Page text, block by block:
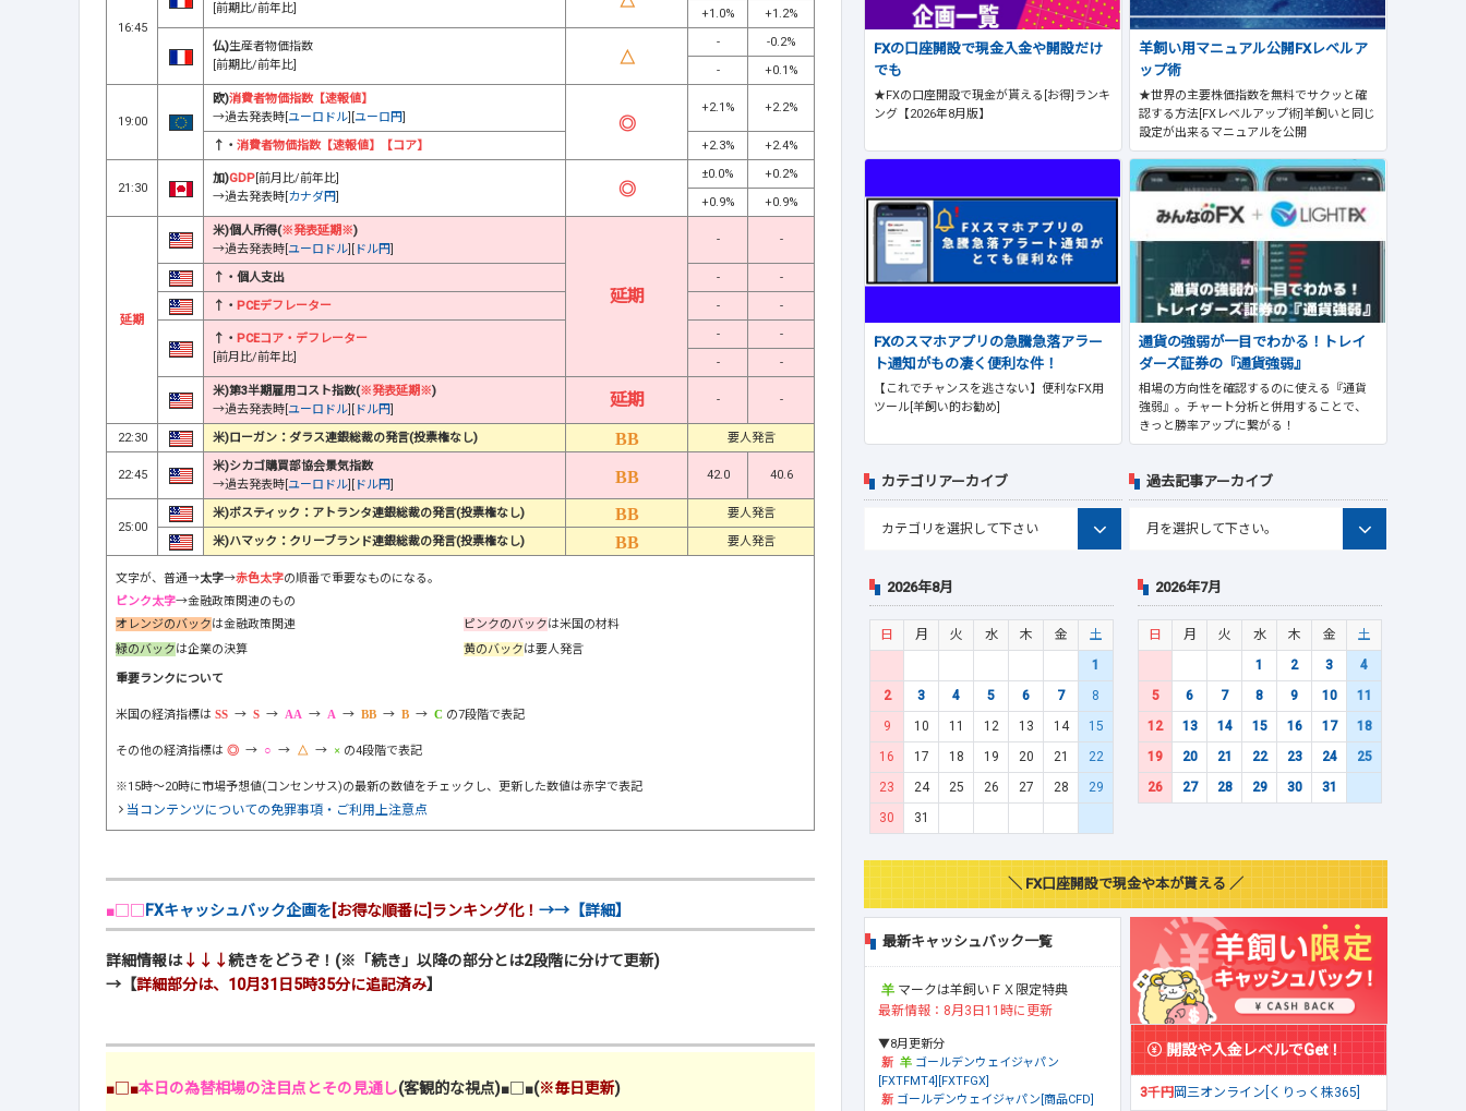
16:45
[前期比/前年比]
+1.0%
+1.2%
仏)生産者物価指数
[前期比/前年比]
-
-0.2%
-
+0.1%
19:00
欧)消費者物価指数【速報値】
→過去発表時[ ユーロドル ユーロ円
+2.1% +2.2%
↑・ 消費者物価指数【速報値】【コア】 +2.3% +2.4%
21:30
加)GDP [前月比/前年比]
→過去発表時[ カナダ円
±0.0%
+0.2%
+0.9%
+0.9%
延期
米)個人所得(※発表延期※)
→過去発表時[ ユーロドル ドル円
延期
- -
↑・個人支出 -
-
↑・ PCEデフレーター - -
↑・ PCEコア・デフレーター
[前月比/前年比]
-
-
-
-
米)第3半期雇用コスト指数(※発表延期※)
→過去発表時[ ユーロドル ドル円 延期 - -
22:30 米)ローガン：ダラス連銀総裁の発言(投票権なし) 要人発言
22:45
米)シカゴ購買部協会景気指数
→過去発表時[ ユーロドル ドル円
42.0 40.6
25:00
米)ボスティック：アトランタ連銀総裁の発言(投票権なし)
要人発言
米)ハマック：クリーブランド連銀総裁の発言(投票権なし)
要人発言
文字が、普通→太字→赤色太字の順番で重要なものになる。
ピンク太字→金融政策関連のもの
オレンジのバックは金融政策関連 ピンクのバックは米国の材料
緑のバックは企業の決算 黄のバックは要人発言
重要ランクについて
米国の経済指標は → → → → → → の7段階で表記
その他の経済指標は → → → の4段階で表記
※15時～20時に市場予想値(コンセンサス)の最新の数値をチェックし、更新した数値は赤字で表記
当コンテンツについての免罪事項・ご利用上注意点
■□□ FXキャッシュバック企画を [お得な順番に]ランキング化！ →→【詳細】
詳細情報は↓↓↓続きをどうぞ！(※「続き」以降の部分とは2段階に分けて更新)
→【詳細部分は、10月31日5時35分に追記済み】
■□■本日の為替相場の注目点とその見通し(客観的な視点)■□■(※毎日更新)
FXの口座開設で現金入金や開設だけ
でも
★FXの口座開設で現金が貰える[お得]ランキ
ング【2026年8月版】
羊飼い用マニュアル公開FXレベルア
ップ術
★世界の主要株価指数を無料でサクッと確
認する方法[FXレベルアップ術]羊飼いと同じ
設定が出来るマニュアルを公開
FXのスマホアプリの急騰急落アラー
ト通知がもの凄く便利な件！
【これでチャンスを逃さない】便利なFX用
ツール[羊飼い的お勧め]
通貨の強弱が一目でわかる！トレイ
ダーズ証券の『通貨強弱』
相場の方向性を確認するのに使える『通貨
強弱』。チャート分析と併用することで、
きっと勝率アップに繋がる！
カテゴリアーカイブ 過去記事アーカイブ
2026年8月
日 月 火 水 木 金
土
1
2
3 4 5 6 7
8
9
10 11 12 13 14
15
16
17 18 19 20 21
22
23
24 25 26 27 28
29
30
31
2026年7月
日 月 火 水 木 金
土
1
2 3
4
5
6 7 8 9 10
11
12
13 14 15 16 17
18
19
20 21 22 23 24
25
26
27 28 29 30 31
＼ FX口座開設で現金や本が貰える ／
最新キャッシュバック一覧
マークは羊飼いＦＸ限定特典
最新情報：8月3日11時に更新
▼8月更新分
ゴールデンウェイジャパン
[FXTFMT4][FXTFGX]
ゴールデンウェイジャパン[商品CFD]
開設や入金レベルでGet！
3千円岡三オンライン[くりっく株365]